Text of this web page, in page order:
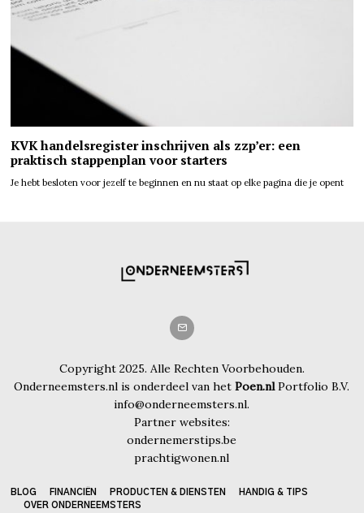
KVK handelsregister inschrijven als zzp’er: een
praktisch stappenplan voor starters
Je hebt besloten voor jezelf te beginnen en nu staat op elke pagina die je opent
Copyright 2025. Alle Rechten Voorbehouden.
Onderneemsters.nl is onderdeel van hetPoen.nlPortfolio B.V.
info@onderneemsters.nl.
Partner websites:
ondernemerstips.be
prachtigwonen.nl
BLOG FINANCIËN PRODUCTEN & DIENSTEN
HANDIG & TIPS
OVER ONDERNEEMSTERS